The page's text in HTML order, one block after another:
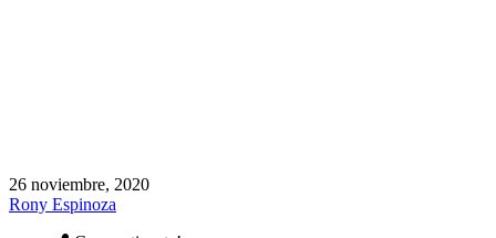
26 noviembre, 2020
Rony Espinoza